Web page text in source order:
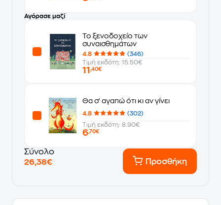
Αγόρασε μαζί
Το ξενοδοχείο των
συναισθημάτων
4.8
(346)
Τιμή εκδότη: 15.50€
11 ,40€
Θα σ' αγαπώ ότι κι αν γίνει
4.8
(302)
Τιμή εκδότη: 8.90€
6,70€
Σύνολο
26,38€
Προσθήκη